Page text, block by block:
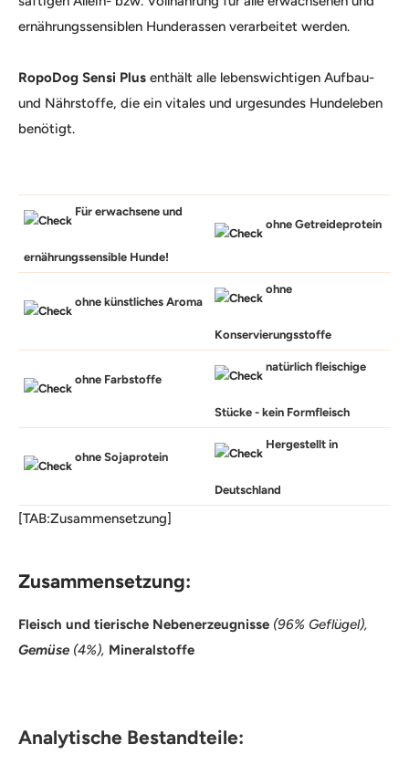
ernährungssensiblen Hunderassen verarbeitet werden.
RopoDog Sensi Plus enthält alle lebenswichtigen Aufbau-
und Nährstoffe, die ein vitales und urgesundes Hundeleben
benötigt.
Für erwachsene und
ernährungssensible Hunde!
ohne Getreideprotein
ohne künstliches Aroma
ohne
Konservierungsstoffe
ohne Farbstoffe
natürlich fleischige
Stücke - kein Formfleisch
ohne Sojaprotein
Hergestellt in
Deutschland
[TAB:Zusammensetzung]
Zusammensetzung:
Fleisch und tierische Nebenerzeugnisse (96% Geflügel),
Gemüse (4%), Mineralstoffe
Analytische Bestandteile: